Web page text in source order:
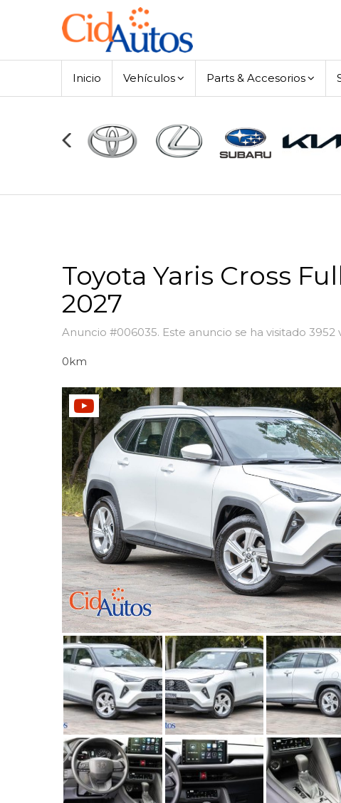
Inicio Vehículos Parts & Accesorios
Toyota Yaris Cross
2027
Anuncio #006035. Este anuncio se ha visitado 3952
0km